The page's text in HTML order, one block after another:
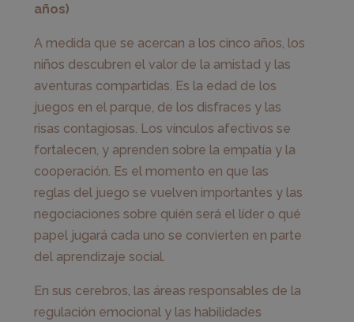
años)
A medida que se acercan a los cinco años, los
niños descubren el valor de la amistad y las
aventuras compartidas. Es la edad de los
juegos en el parque, de los disfraces y las
risas contagiosas. Los vínculos afectivos se
fortalecen, y aprenden sobre la empatía y la
cooperación. Es el momento en que las
reglas del juego se vuelven importantes y las
negociaciones sobre quién será el líder o qué
papel jugará cada uno se convierten en parte
del aprendizaje social.
En sus cerebros, las áreas responsables de la
regulación emocional y las habilidades